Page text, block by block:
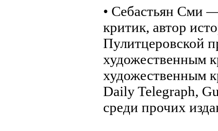
• Себастьян Сми
критик, автор
Пулитцеровской
художественным
художественным
Daily Telegraph,
среди прочих